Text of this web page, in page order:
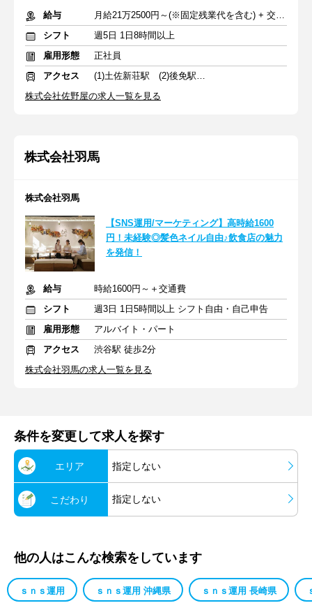
給与
月給21万2500円～(※固定残業代を含む) + 交通費支給
シフト
週5日 1日8時間以上
雇用形態
正社員
アクセス
(1)土佐新荘駅 (2)後免駅 (3)のいち駅
株式会社佐野屋の求人一覧を見る
株式会社羽馬
株式会社羽馬
【SNS運用/マーケティング】高時給1600
円！未経験◎髪色ネイル自由♪飲食店の魅力
を発信！
給与
時給1600円～＋交通費
シフト
週3日 1日5時間以上 シフト自由・自己申告
雇用形態
アルバイト・パート
アクセス
渋谷駅 徒歩2分
株式会社羽馬の求人一覧を見る
条件を変更して求人を探す
エリア 指定しない
こだわり 指定しない
他の人はこんな検索をしています
ｓｎｓ運用 ｓｎｓ運用 沖縄県 ｓｎｓ運用 長崎県